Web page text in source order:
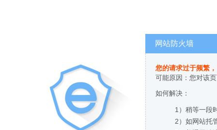
网站防火墙
您的请求过于频繁
可能原因：您对该
如何解决：
1）稍等一段
2）如网站托